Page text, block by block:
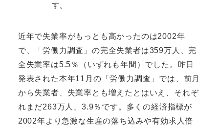
す。
近年で失業率がもっとも高かったのは2002年
で、「労働力調査」の完全失業者は359万人、完
全失業率は5.5％（いずれも年間）でした。昨日
発表された本年11月の「労働力調査」では、前月
から失業者、失業率とも増えたとはいえ、それぞ
れまだ263万人、3.9％です。多くの経済指標が
2002年より急激な生産の落ち込みや有効求人倍